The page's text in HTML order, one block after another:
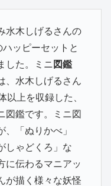
水木しげるさんの
ッピーセットと
した。ミニ 図鑑
、水木しげるさん
以上を収録した、
図鑑です。ミニ図
「ぬりかべ」
しゃどくろ」な
に伝わるマニアッ
が描く様々な妖怪